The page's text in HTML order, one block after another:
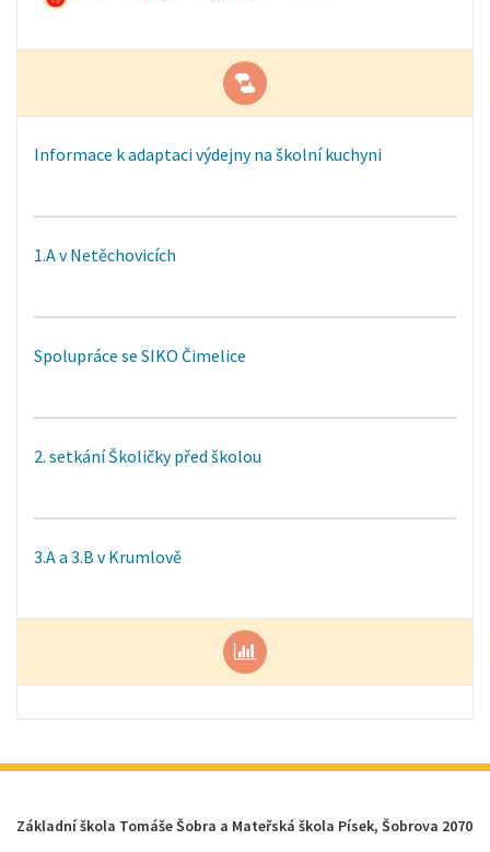
Informace k adaptaci výdejny na školní kuchyni
1.A v Netěchovicích
Spolupráce se SIKO Čimelice
2. setkání Školičky před školou
3.A a 3.B v Krumlově
Základní škola Tomáše Šobra a Mateřská škola Písek, Šobrova 2070